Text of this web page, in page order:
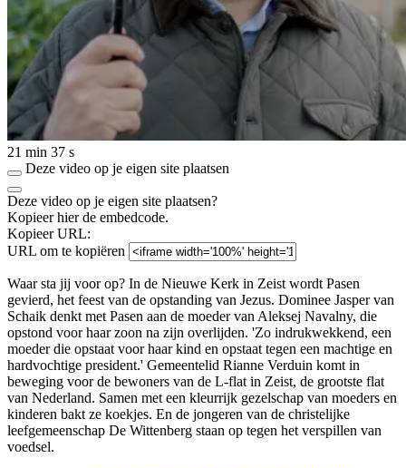
21 min 37 s
Deze video op je eigen site plaatsen
Deze video op je eigen site plaatsen?
Kopieer hier de embedcode.
Kopieer URL:
URL om te kopiëren
Waar sta jij voor op? In de Nieuwe Kerk in Zeist wordt Pasen
gevierd, het feest van de opstanding van Jezus. Dominee Jasper van
Schaik denkt met Pasen aan de moeder van Aleksej Navalny, die
opstond voor haar zoon na zijn overlijden. 'Zo indrukwekkend, een
moeder die opstaat voor haar kind en opstaat tegen een machtige en
hardvochtige president.' Gemeentelid Rianne Verduin komt in
beweging voor de bewoners van de L-flat in Zeist, de grootste flat
van Nederland. Samen met een kleurrijk gezelschap van moeders en
kinderen bakt ze koekjes. En de jongeren van de christelijke
leefgemeenschap De Wittenberg staan op tegen het verspillen van
voedsel.